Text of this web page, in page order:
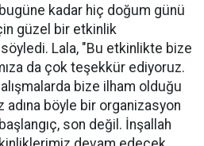
bugüne kadar hiç doğum günü
güzel bir etkinlik
Lala, "Bu etkinlikte bize
da çok teşekkür ediyoruz.
bize ilham olduğu
adına böyle bir organizasyon
son değil. İnşallah